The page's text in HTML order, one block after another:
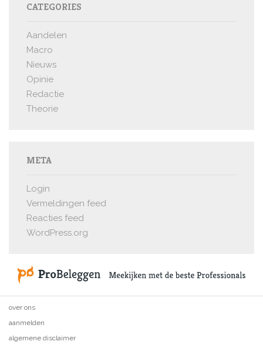
CATEGORIES
Aandelen
Macro
Nieuws
Opinie
Redactie
Theorie
META
Login
Vermeldingen feed
Reacties feed
WordPress.org
over ons
aanmelden
algemene disclaimer